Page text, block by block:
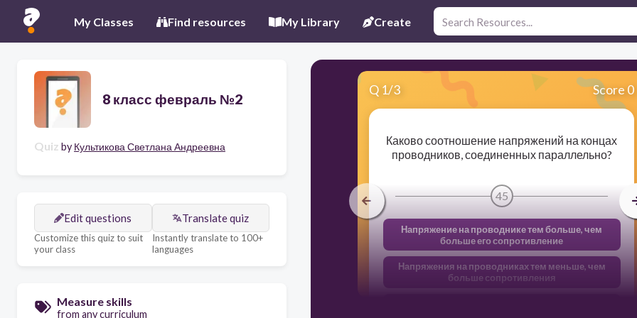
My Classes Find resources My Library Create
8 класс февраль №2
Quiz by Культикова Светлана Андреевна
Edit questions
Customize this quiz to suit
your class
Translate quiz
Instantly translate to 100+
languages
Measure skills
from any curriculum
Q 1/3 Score 0
Каково соотношение напряжений на концах
проводников, со­единенных параллельно?
45
Напряжение на проводнике тем больше, чем
больше его со­противление
Напряжения на проводниках тем меньше, чем
больше со­противления